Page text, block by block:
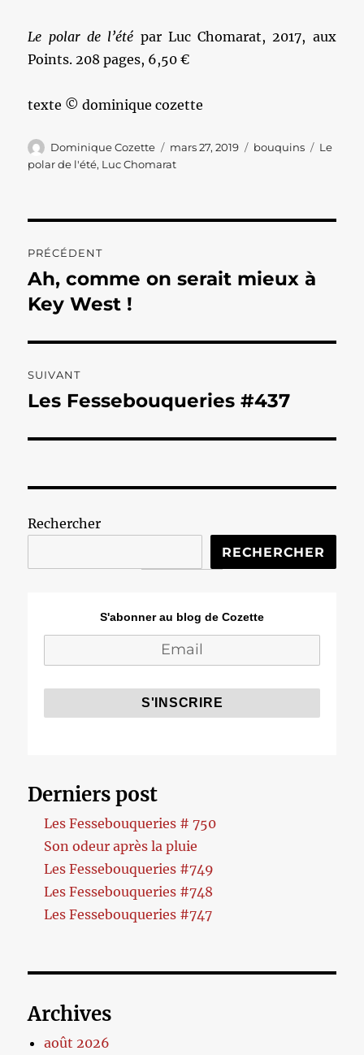
Le polar de l’été par Luc Chomarat, 2017, aux
Points. 208 pages, 6,50 €
texte © dominique cozette
Auteur
Dominique Cozette
Publié
le
mars 27, 2019 Catégories
bouquins
Le
polar de l'été, Luc Chomarat
de
l’article
PRÉCÉDENT
Publication
précédente :
Ah, comme on serait mieux à
Key West !
SUIVANT
Publication
Les Fessebouqueries #437
Rechercher
RECHERCHER
S'abonner au blog de Cozette
Derniers post
Les Fessebouqueries # 750
Son odeur après la pluie
Les Fessebouqueries #749
Les Fessebouqueries #748
Les Fessebouqueries #747
Archives
août 2026